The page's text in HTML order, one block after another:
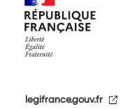
legifrance.gouv.fr